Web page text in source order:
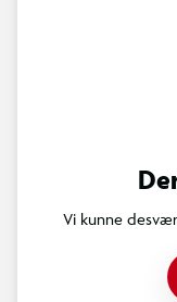
Vi kunne